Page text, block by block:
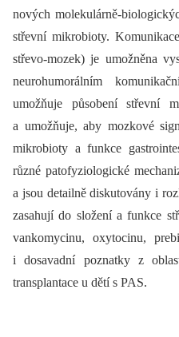
nových molekulárně-
střevní mikrobioty.
střevo-mozek) je umožněna
neurohumorálním
umožňuje působení střevní
a umožňuje, aby mozkové
mikrobioty a funkce
různé patofyziologické
a jsou detailně diskutovány i
zasahují do složení a funkce
vankomycinu, oxytocinu,
i dosavadní poznatky z
transplantace u dětí s PAS.